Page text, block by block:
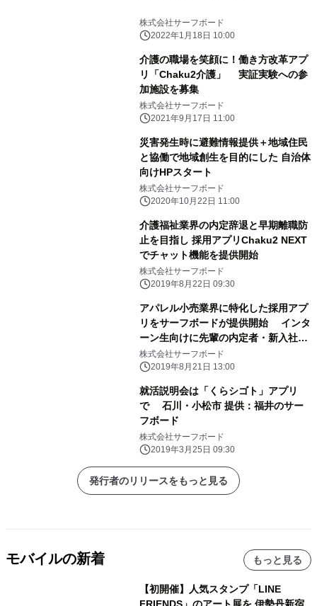
株式会社サーフボード
2022年1月18日 10:00
介護の職場を笑顔に！働き方改革アプ
リ「Chaku2介護」 実証実験への参
加施設を募集
株式会社サーフボード
2021年9月17日 11:00
災害発生時に避難情報提供＋地域住民
と協働で地域創生を目的にした 自治体
向けHPスタート
株式会社サーフボード
2020年10月22日 11:00
介護福祉業界の内定辞退と早期離職防
止を目指し 採用アプリChaku2 NEXT
でチャット機能を提供開始
株式会社サーフボード
2019年8月22日 09:30
アパレル小売業界に特化した採用アプ
リをサーフボードが提供開始 インタ
ーン生向けに先輩の内定者・新入社員
が就活体験を伝える
株式会社サーフボード
2019年8月21日 13:00
就活説明会は「くらシゴト」アプリ
で 石川・小松市 提供：福井のサー
フボード
株式会社サーフボード
2019年3月25日 09:30
発行者のリリースをもっと見る
モバイルの新着 もっと見る
【初開催】人気スタンプ「LINE